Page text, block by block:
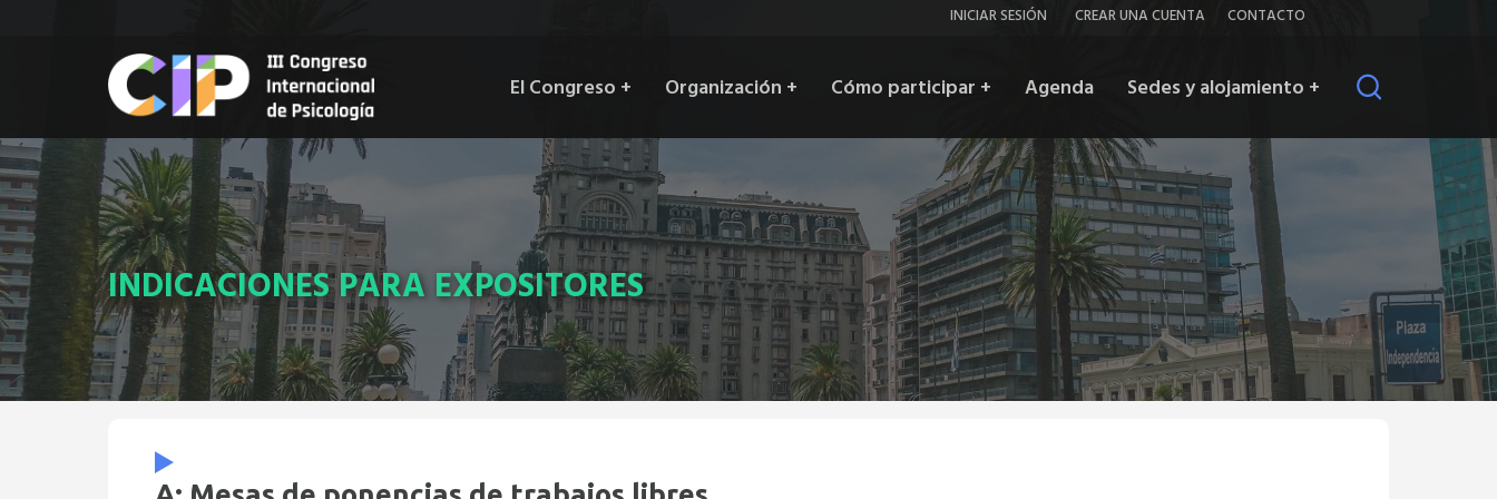
Contacto
CONTACTO
Iniciar
INICIAR SESIÓN CREAR UNA CUENTA
Main
navigation
El Congreso + Organización + Cómo participar + Agenda Sedes y alojamiento +
INDICACIONES PARA EXPOSITORES